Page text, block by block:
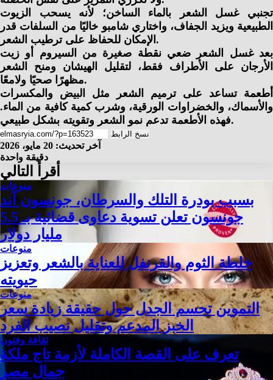
تجنبي غسل الشعر بالماء الساخن؛ لأنه يسحب الزيوت
الطبيعية ويزيد الجفاف، واختاري شامبو خاليًا من السلفات قدر
الإمكان للحفاظ على ترطيب الشعر.
بعد غسل الشعر ضعي نقطة صغيرة من السيروم أو زيت
الأرجان على الأطراف فقط، لتقليل الهيشان ومنح الشعر
مظهرًا صحيًا ولامعًا.
أطعمة تساعد على ترميم الشعر مثل البيض والمكسرات
والأسماك، والخضراوات الورقية، وشرب كمية كافية من الماء.
فهذه الأطعمة تدعم نمو الشعر وتقويته بشكل طبيعي.
نسخ الرابط
آخر تحديث: 20 مايو، 2026
دقيقة واحدة
أقرأ التالي
منوعات
بسبب بودرة التلك والسرطان، جونسون آند
جونسون تعلن تسوية دعاوى قضائية بـ 5.5
مليار دولار
منوعات
خلطة الثوم والقرنفل للعناية بالشعر وتعزيز
حيويته
منوعات
التموين تحسم الجدل حول حقيقة زيادة سعر
الخبز المدعم وتقليل نصيب الفرد
ثقافة وفنون
تعرف على القصة الكاملة لأزمة تاج ملكة
جمال مصر